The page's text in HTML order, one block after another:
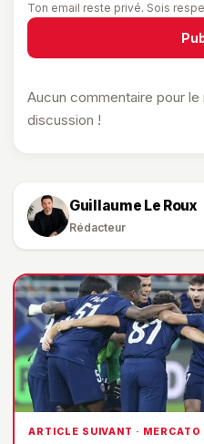
Ton email reste privé. Sois
Aucun commentaire pour
discussion !
Guillaume Le Roux
Rédacteur
ARTICLE SUIVANT · MERCATO